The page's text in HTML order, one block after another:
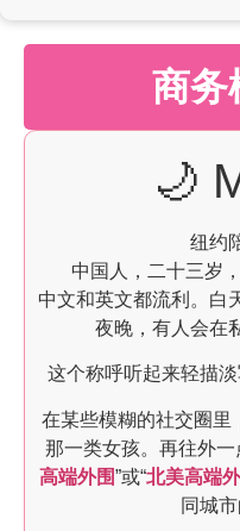
商务
🌙
纽约
中国人，二十三岁
中文和英文都流利。白
夜晚，有人会在
这个称呼听起来轻描
在某些模糊的社交圈里
那一类女孩。再往外
高端外围”或“北美高端
同城